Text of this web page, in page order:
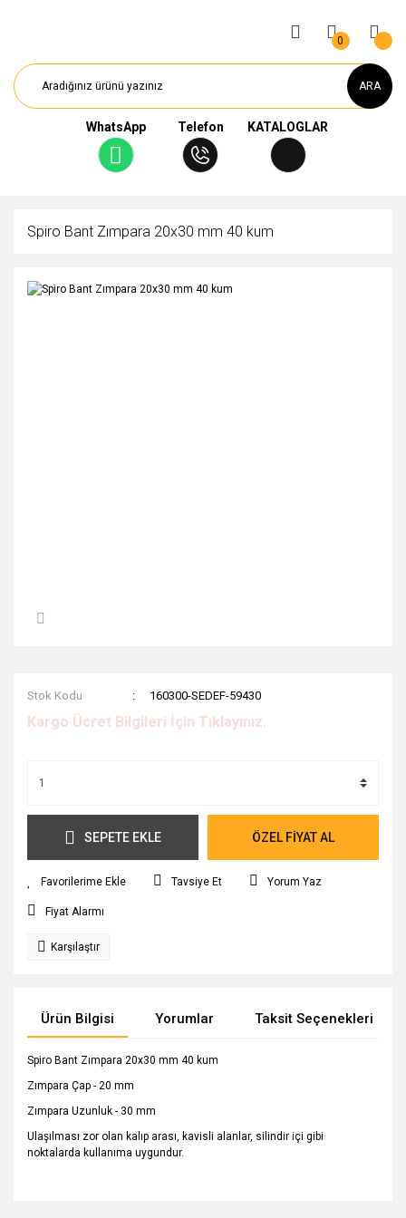
ARA
WhatsApp Telefon KATALOGLAR
0
Spiro Bant Zımpara 20x30 mm 40 kum
Stok Kodu 160300-SEDEF-59430
Kargo Ücret Bilgileri İçin Tıklayınız.
SEPETE EKLE ÖZEL FİYAT AL
Tavsiye Et Yorum Yaz
Fiyat Alarmı
Karşılaştır
Ürün Bilgisi Yorumlar Taksit Seçenekleri
Spiro Bant Zımpara 20x30 mm 40 kum
Zımpara Çap - 20 mm
Zımpara Uzunluk - 30 mm
Ulaşılması zor olan kalıp arası, kavisli alanlar, silindir içi gibi
noktalarda kullanıma uygundur.